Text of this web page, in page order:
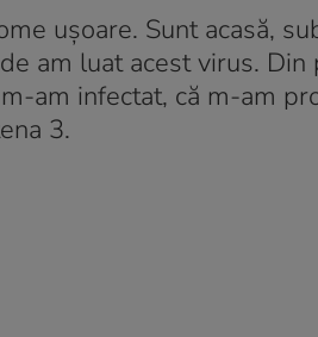
uşoare. Sunt acasă,
am luat acest virus.
am infectat, că m-am
3.